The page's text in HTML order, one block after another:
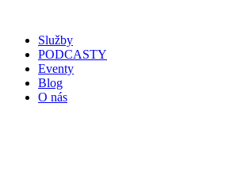
Služby
PODCASTY
Eventy
Blog
O nás